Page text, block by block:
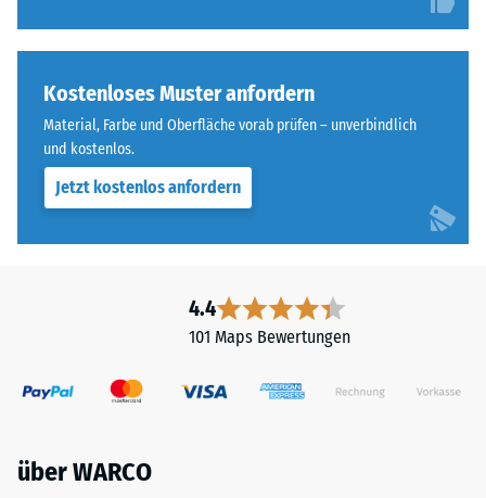
Kostenloses Muster anfordern
Material, Farbe und Oberfläche vorab prüfen – unverbindlich
und kostenlos.
Jetzt kostenlos anfordern
4.4
101 Maps Bewertungen
über WARCO